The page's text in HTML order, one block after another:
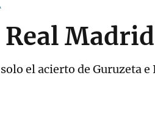
Real
el acierto de Guruzeta